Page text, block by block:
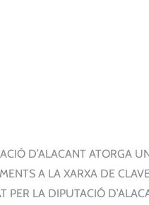
D’ALACANT ATORGA
A LA XARXA DE
PER LA DIPUTACIÓ